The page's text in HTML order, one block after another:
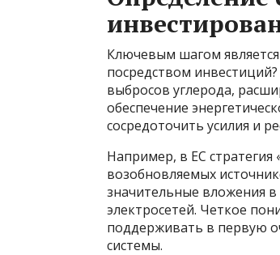
Ключевым шагом
посредством
выбросов углерода,
обеспечение
сосредоточить усилия и
Например, в ЕС стратегия
возобновляемых
значительные вложения в
электросетей. Четкое
поддерживать в первую
системы.